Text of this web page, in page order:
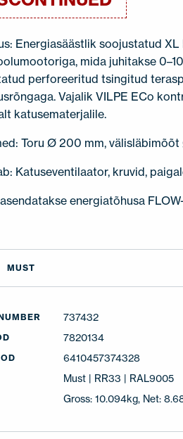
Energiasäästlik soojustatud
mida juhitakse
perforeeritud tsingitud
Vajalik VILPE ECo
katusematerjalile.
Toru Ø 200 mm,
Katuseventilaator, kruvid,
energiatõhusa
MUST
737432
7820134
6410457374328
Must | RR33 | RAL9005
Gross: 10.094kg, Net: